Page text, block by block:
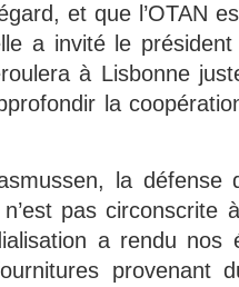
et que l’OTAN
a invité le président
à Lisbonne
la
la
n’est pas circonscrite
a rendu nos
provenant